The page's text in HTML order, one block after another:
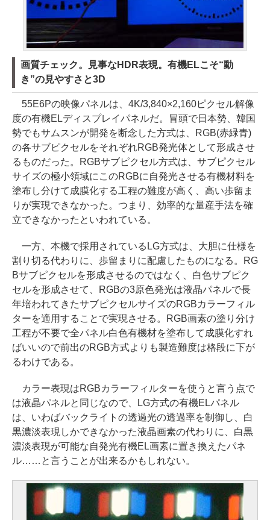
画質チェック。見事なHDR表現。有機ELこそ“動
き”の見やすさと3D
55E6Pの映像パネルは、4K/3,840×2,160ピクセル解像
度の有機ELディスプレイパネルだ。冒頭で日本勢、韓国
勢でもサムスンが開発を断念した方式は、RGB(赤緑青)
の各サブピクセルをそれぞれRGB発光体として形成させ
るものだった。RGBサブピクセル方式は、サブピクセル
サイズの極小領域にこのRGBに自発光させる有機材料を
塗布し分けて成膜化する工程の難度が高く、高い歩留ま
りが実現できなかった。つまり、効率的な量産手法を確
立できなかったといわれている。
一方、本機で採用されているLG方式は、大胆に仕様を
割り切る代わりに、歩留まりに配慮したものになる。RG
Bサブピクセルを形成させるのではなく、白色サブピク
セルを形成させて、RGBの3原色発光は液晶パネルで長
年培われてきたサブピクセルサイズのRGBカラーフィル
ターを適用することで実現させる。RGB画素の塗り分け
工程が不要で全パネル白色有機材を塗布して成膜化すれ
ばいいので前出のRGB方式よりも製造難度は格段に下が
るわけである。
カラー表現はRGBカラーフィルターを使うと言う点で
は液晶パネルと同じなので、LG方式の有機ELパネル
は、いわばバックライトの透過光の透過率を制御し、白
黒濃淡表現しかできなかった液晶画素の代わりに、白黒
濃淡表現が可能な自発光有機EL画素に置き換えたパネ
ル……と言うことが出来るかもしれない。